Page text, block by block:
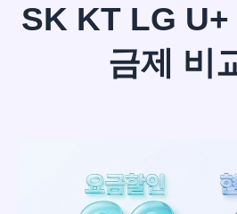
SK KT LG U+
금제 비